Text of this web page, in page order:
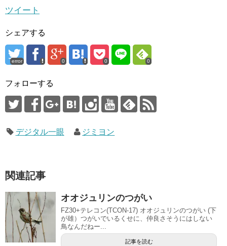
ツイート
シェアする
error 0 0 0
フォローする
デジタル一眼 ジミヨン
関連記事
オオジュリンのつがい
FZ30+テレコン(TCON-17) オオジュリンのつがい (下
が雄）つがいでいるくせに、仲良さそうにはしない
鳥なんだねー...
記事を読む